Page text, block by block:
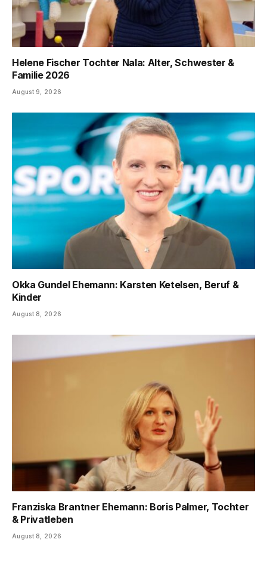
Helene Fischer Tochter Nala: Alter, Schwester &
Familie 2026
August 9, 2026
Okka Gundel Ehemann: Karsten Ketelsen, Beruf &
Kinder
August 8, 2026
Franziska Brantner Ehemann: Boris Palmer, Tochter
& Privatleben
August 8, 2026